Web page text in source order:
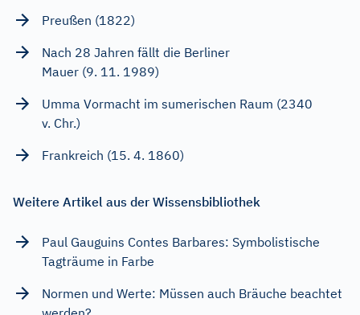
Preußen (1822)
Nach 28 Jahren fällt die Berliner
Mauer (9. 11. 1989)
Umma Vormacht im sumerischen Raum (2340
v. Chr.)
Frankreich (15. 4. 1860)
Weitere Artikel aus der Wissensbibliothek
Paul Gauguins Contes Barbares: Symbolistische
Tagträume in Farbe
Normen und Werte: Müssen auch Bräuche beachtet